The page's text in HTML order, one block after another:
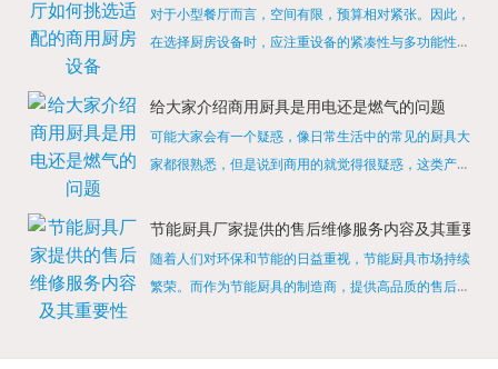
对于小型餐厅而言，空间有限，预算相对紧张。因此，
在选择厨房设备时，应注重设备的紧凑性与多功能性。
烹饪设备，既能节省空间，又能满足多样化的烹饪需
给大家介绍商用厨具是用电还是燃气的问题
可能大家会有一个疑惑，像日常生活中的常见的厨具大
家都很熟悉，但是说到商用的就觉得很疑惑，这类产品
店用的就是商用的吗?还真别说，真被大家猜对了，这
节能厨具厂家提供的售后维修服务内容及其重要性
随着人们对环保和节能的日益重视，节能厨具市场持续
繁荣。而作为节能厨具的制造商，提供高品质的售后维